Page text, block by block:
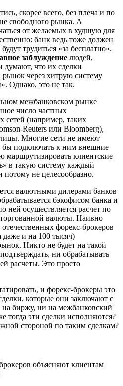
скорее всего, без плеча и по
свободного рынка. А
от желаемых в худшую для
банк ведь тоже должен
трудиться «за бесплатно».
заблуждение людей,
думают, что их сделки
рынок через хитрую систему
Однако, это не так.
межбанковском рынке
число частных
(например, таких
Reuters или Bloomberg),
Многие сети не имеют
бы подключать к ним внешние
маршрутизировать клиентские
в такую систему каждый
потому не целесообразно.
валютными дилерами банков
бэкофисом банка и
ней осуществляется расчет по
валюты. Наивно
форекс-брокеров
даже и на 100 тысяч)
Никто не будет на такой
ни обрабатывать
расчеты. Это просто
и форекс-брокеры это
которые они заключают с
биржу, ни на межбанковский
тогда эти сделки исполняются?
стороной по таким сделкам?
объясняют клиентам